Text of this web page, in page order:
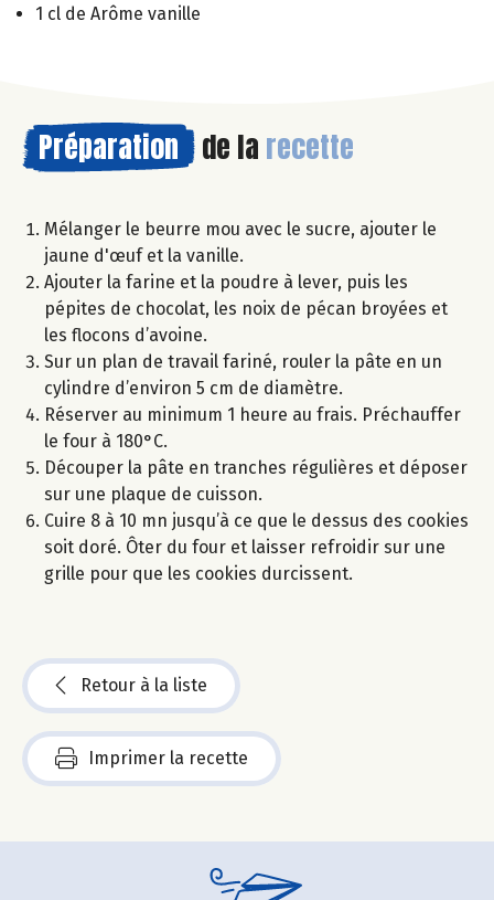
1 cl de Arôme vanille
Préparation de la recette
Mélanger le beurre mou avec le sucre, ajouter le
jaune d'œuf et la vanille.
Ajouter la farine et la poudre à lever, puis les
pépites de chocolat, les noix de pécan broyées et
les flocons d’avoine.
Sur un plan de travail fariné, rouler la pâte en un
cylindre d’environ 5 cm de diamètre.
Réserver au minimum 1 heure au frais. Préchauffer
le four à 180°C.
Découper la pâte en tranches régulières et déposer
sur une plaque de cuisson.
Cuire 8 à 10 mn jusqu’à ce que le dessus des cookies
soit doré. Ôter du four et laisser refroidir sur une
grille pour que les cookies durcissent.
Retour à la liste
Imprimer la recette